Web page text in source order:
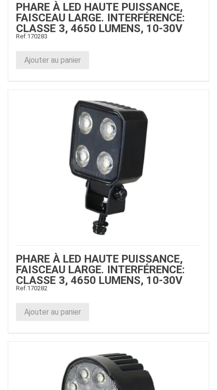
PHARE À LED HAUTE PUISSANCE,
FAISCEAU LARGE. INTERFÉRENCE:
CLASSE 3, 4650 LUMENS, 10-30V
Ref.170283
Ajouter au panier
PHARE À LED HAUTE PUISSANCE,
FAISCEAU LARGE. INTERFÉRENCE:
CLASSE 3, 4650 LUMENS, 10-30V
Ref. 170282
Ajouter au panier